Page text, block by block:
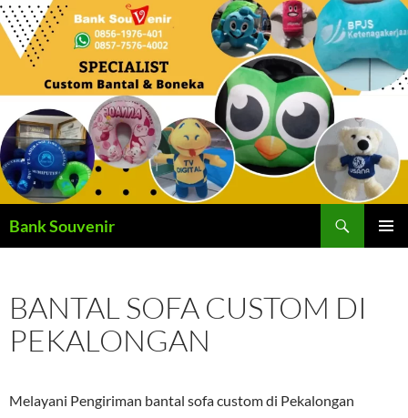
Langsung
ke
Bank Souvenir
BANTAL SOFA CUSTOM DI
PEKALONGAN
Melayani Pengiriman bantal sofa custom di Pekalongan